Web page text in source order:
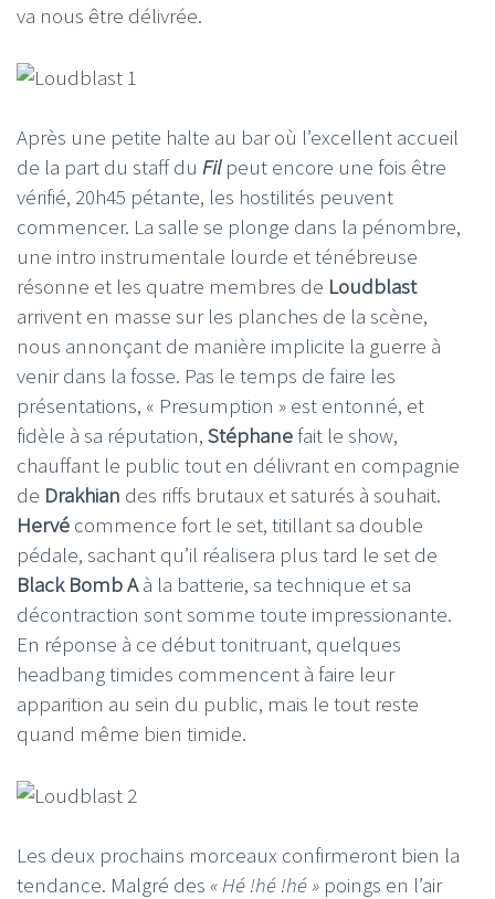
va nous être délivrée.
Après une petite halte au bar où l’excellent accueil
de la part du staff du Filpeut encore une fois être
vérifié, 20h45 pétante, les hostilités peuvent
commencer. La salle se plonge dans la pénombre,
une intro instrumentale lourde et ténébreuse
résonne et les quatre membres de Loudblast
arrivent en masse sur les planches de la scène,
nous annonçant de manière implicite la guerre à
venir dans la fosse. Pas le temps de faire les
présentations, « Presumption » est entonné, et
fidèle à sa réputation, Stéphanefait le show,
chauffant le public tout en délivrant en compagnie
de Drakhian des riffs brutaux et saturés à souhait.
Hervé commence fort le set, titillant sa double
pédale, sachant qu’il réalisera plus tard le set de
Black Bomb Aà la batterie, sa technique et sa
décontraction sont somme toute impressionante.
En réponse à ce début tonitruant, quelques
headbang timides commencent à faire leur
apparition au sein du public, mais le tout reste
quand même bien timide.
Les deux prochains morceaux confirmeront bien la
tendance. Malgré des « Hé !hé !hé » poings en l’air